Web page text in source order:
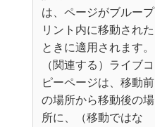
は、ページがブループ
リント内に移動された
ときに適用されます。
（関連する）ライブコ
ピーページは、移動前
の場所から移動後の場
所に、（移動ではな